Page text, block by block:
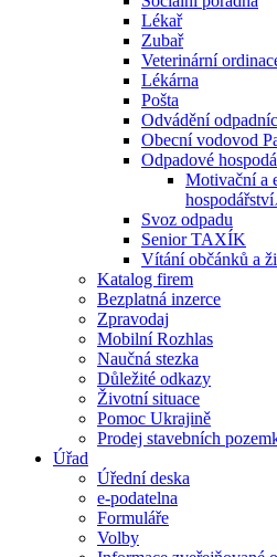
Lékař
Zubař
Veterinární
Lékárna
Pošta
Odvádění
Obecní vodovod
Odpadové
Motivační a
hospodářství
Svoz odpadu
Senior TAXÍK
Vítání občánků a
Katalog firem
Bezplatná inzerce
Zpravodaj
Mobilní Rozhlas
Naučná stezka
Důležité odkazy
Životní situace
Pomoc Ukrajině
Prodej stavebních
Úřad
Úřední deska
e-podatelna
Formuláře
Volby